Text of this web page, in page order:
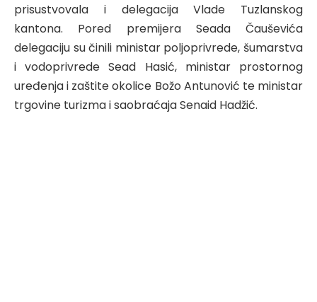
prisustvovala i delegacija Vlade Tuzlanskog
kantona. Pored premijera Seada Čauševića
delegaciju su činili ministar poljoprivrede, šumarstva
i vodoprivrede Sead Hasić, ministar prostornog
uređenja i zaštite okolice Božo Antunović te ministar
trgovine turizma i saobraćaja Senaid Hadžić.